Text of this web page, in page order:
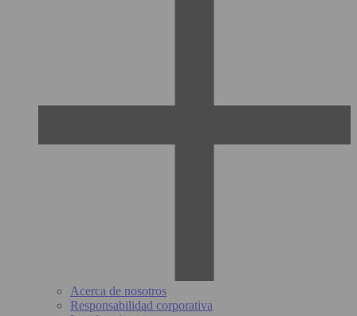
Acerca de nosotros
Responsabilidad corporativa